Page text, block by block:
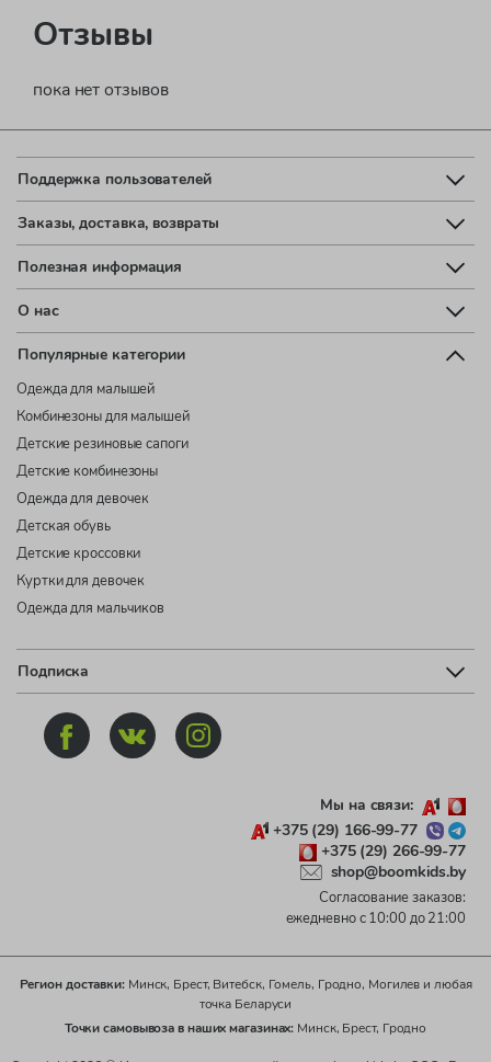
Отзывы
пока нет отзывов
Поддержка пользователей
Заказы, доставка, возвраты
Полезная информация
О нас
Популярные категории
Одежда для малышей
Комбинезоны для малышей
Детские резиновые сапоги
Детские комбинезоны
Одежда для девочек
Детская обувь
Детские кроссовки
Куртки для девочек
Одежда для мальчиков
Подписка
Мы на связи:
+375 (29) 166-99-77
+375 (29) 266-99-77
shop@boomkids.by
Согласование заказов:
ежедневно с 10:00 до 21:00
Регион доставки:Минск, Брест, Витебск, Гомель, Гродно, Могилев и любая
точка Беларуси
Точки самовывоза в наших магазинах: Минск, Брест, Гродно